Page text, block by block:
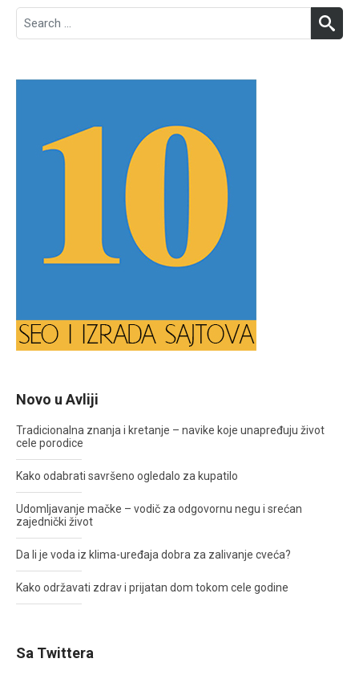
Search
for:
Novo u Avliji
Tradicionalna znanja i kretanje – navike koje unapređuju život
cele porodice
Kako odabrati savršeno ogledalo za kupatilo
Udomljavanje mačke – vodič za odgovornu negu i srećan
zajednički život
Da li je voda iz klima-uređaja dobra za zalivanje cveća?
Kako održavati zdrav i prijatan dom tokom cele godine
Sa Twittera